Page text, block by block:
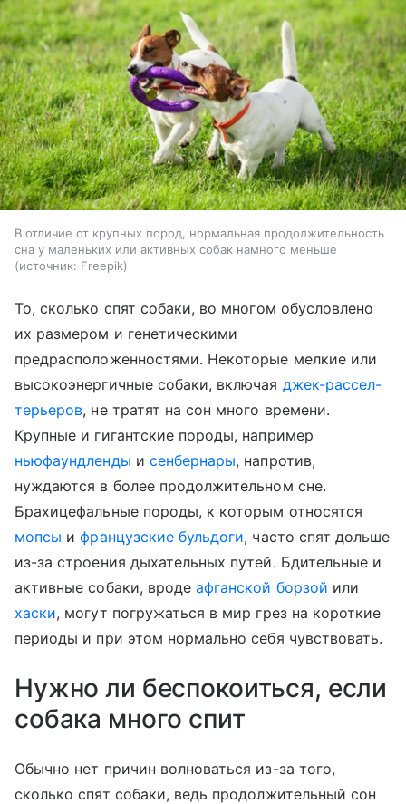
В отличие от крупных пород, нормальная продолжительность
сна у маленьких или активных собак намного меньше
источник: Freepik
То, сколько спят собаки, во многом обусловлено
их размером и генетическими
предрасположенностями. Некоторые мелкие или
высокоэнергичные собаки, включая джек-рассел-
терьеров, не тратят на сон много времени.
Крупные и гигантские породы, например
ньюфаундленды и сенбернары, напротив,
нуждаются в более продолжительном сне.
Брахицефальные породы, к которым относятся
мопсы ифранцузские бульдоги, часто спят дольше
из-за строения дыхательных путей. Бдительные и
активные собаки, вродеафганской борзой или
хаски, могут погружаться в мир грез на короткие
периоды и при этом нормально себя чувствовать.
Нужно ли беспокоиться, если
собака много спит
Обычно нет причин волноваться из-за того,
сколько спят собаки, ведь продолжительный сон